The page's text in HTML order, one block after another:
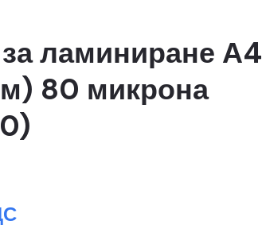
ламиниране А4
80 микрона